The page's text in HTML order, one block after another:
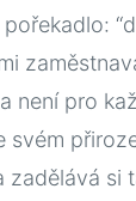
není pro
svém
zadělává si